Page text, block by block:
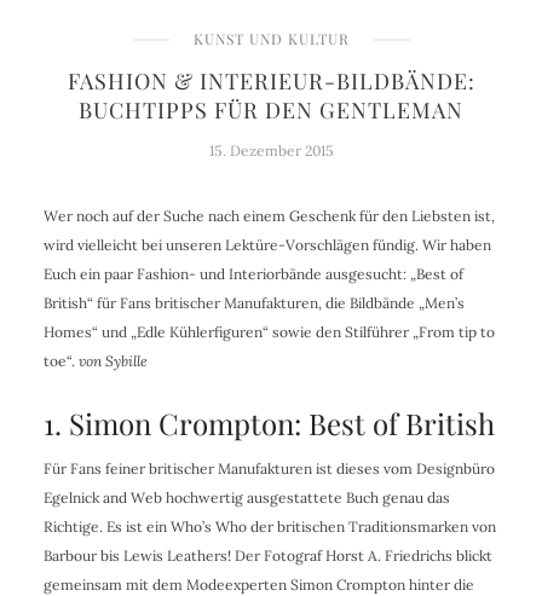
KUNST UND KULTUR
FASHION & INTERIEUR-BILDBÄNDE:
BUCHTIPPS FÜR DEN GENTLEMAN
15. Dezember 2015
Wer noch auf der Suche nach einem Geschenk für den Liebsten ist,
wird vielleicht bei unseren Lektüre-Vorschlägen fündig. Wir haben
Euch ein paar Fashion- und Interiorbände ausgesucht: „Best of
British“ für Fans britischer Manufakturen, die Bildbände „Men’s
Homes“ und „Edle Kühlerfiguren“ sowie den Stilführer „From tip to
toe“. von Sybille
1. Simon Crompton: Best of British
Für Fans feiner britischer Manufakturen ist dieses vom Designbüro
Egelnick and Web hochwertig ausgestattete Buch genau das
Richtige. Es ist ein Who’s Who der britischen Traditionsmarken von
Barbour bis Lewis Leathers! Der Fotograf Horst A. Friedrichs blickt
gemeinsam mit dem Modeexperten Simon Crompton hinter die